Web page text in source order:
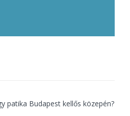
patika Budapest kellős közepén?